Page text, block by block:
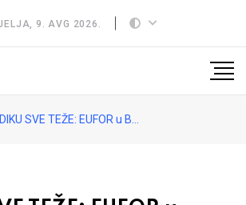
9. AVG 2026.
SVE TEŽE: EUFOR u Brčkom i sankcije stežu obruč